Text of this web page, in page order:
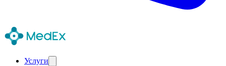
Услуги